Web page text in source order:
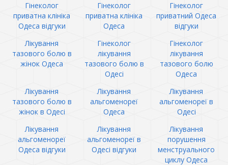
Гінеколог
приватна клініка
Одеса відгуки
Гінеколог
приватна клініка
Одеса
Гінеколог
приватний Одеса
відгуки
Лікування
тазового болю в
жінок Одеса
Гінеколог
лікування
тазового болю в
Одесі
Гінеколог
лікування
тазового болю
Одеса
Лікування
тазового болю в
жінок в Одесі
Лікування
альгоменореї
Одеса
Лікування
альгоменореї в
Одесі
Лікування
альгоменореї
Одеса відгуки
Лікування
альгоменореї в
Одесі відгуки
Лікування
порушення
менструального
циклу Одеса